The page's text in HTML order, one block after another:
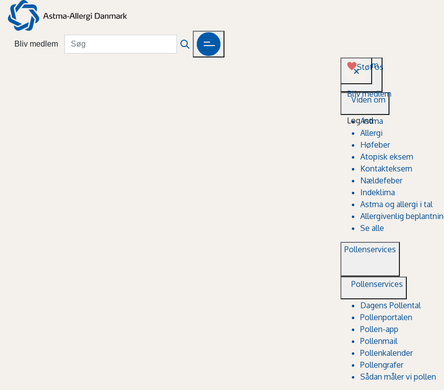
Bliv medlem
Støt os
Bliv medlem
Log ind
Viden om
Viden om
Astma
Allergi
Høfeber
Atopisk eksem
Kontakteksem
Nældefeber
Indeklima
Astma og allergi i tal
Allergivenlig
Se alle
Pollenservices
Pollenservices
Dagens Pollental
Pollenportalen
Pollen-app
Pollenmail
Pollenkalender
Pollengrafer
Sådan måler vi pollen